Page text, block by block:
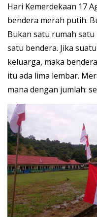
Hari Kemerdekaan 17
bendera merah putih.
Bukan satu rumah
satu bendera. Jika
keluarga, maka
itu ada lima lembar.
mana dengan jumlah: